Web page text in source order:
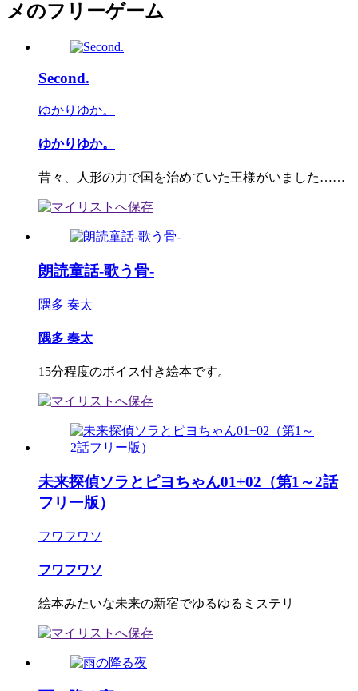
メのフリーゲーム
Second.
ゆかりゆか。
ゆかりゆか。
昔々、人形の力で国を治めていた王様がいました……
朗読童話-歌う骨-
隅多 奏太
隅多 奏太
15分程度のボイス付き絵本です。
未来探偵ソラとピヨちゃん01+02（第1～2話
フリー版）
フワフワソ
フワフワソ
絵本みたいな未来の新宿でゆるゆるミステリ